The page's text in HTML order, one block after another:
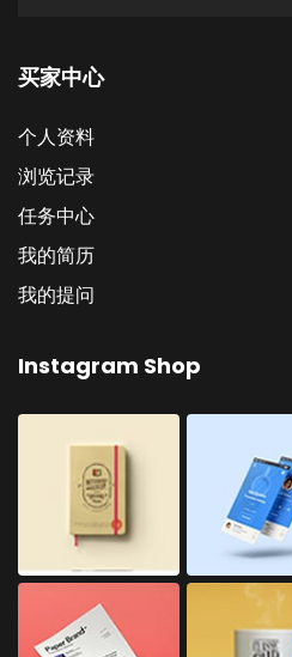
买家中心
个人资料
浏览记录
任务中心
我的简历
我的提问
Instagram Shop